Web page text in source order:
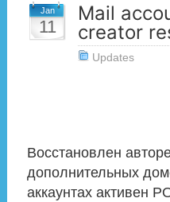
Jan
11
Mail
creator
Updates
Восстановлен
дополнительных
аккаунтах активен